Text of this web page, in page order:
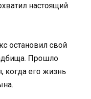
настоящий
остановил свой
Прошло
когда его жизнь